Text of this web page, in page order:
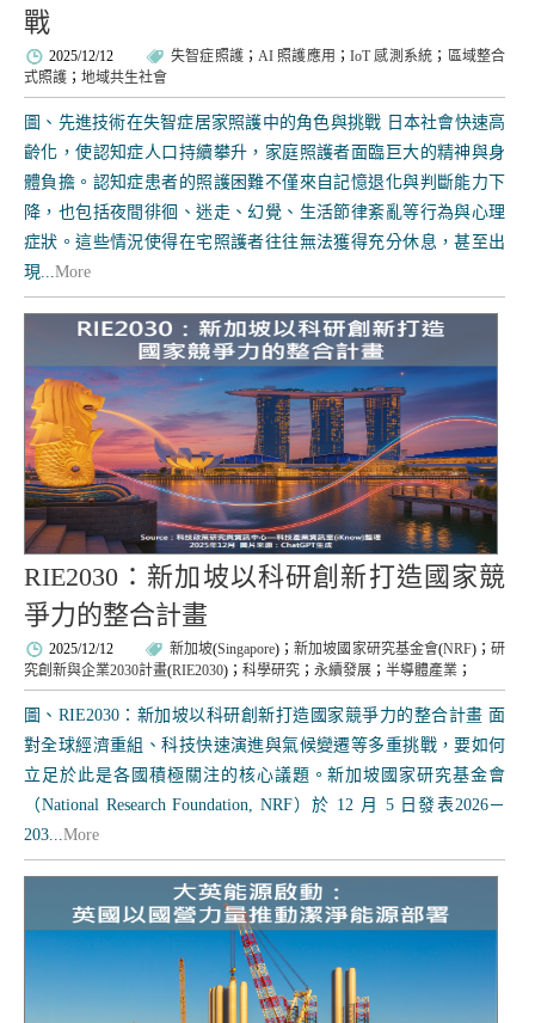
戰
2025/12/12 失智症照護 ； AI 照護應用 ；IoT 感測系統 ； 區域整合
式照護 ； 地域共生社會
圖、先進技術在失智症居家照護中的角色與挑戰 日本社會快速高
齡化，使認知症人口持續攀升，家庭照護者面臨巨大的精神與身
體負擔。認知症患者的照護困難不僅來自記憶退化與判斷能力下
降，也包括夜間徘徊、迷走、幻覺、生活節律紊亂等行為與心理
症狀。這些情況使得在宅照護者往往無法獲得充分休息，甚至出
現...More
RIE2030：新加坡以科研創新打造國家競
爭力的整合計畫
2025/12/12 新加坡(Singapore)；新加坡國家研究基金會(NRF)；研
究創新與企業2030計畫(RIE2030)； 科學研究 ； 永續發展 ； 半導體產業 ；
圖、RIE2030：新加坡以科研創新打造國家競爭力的整合計畫 面
對全球經濟重組、科技快速演進與氣候變遷等多重挑戰，要如何
立足於此是各國積極關注的核心議題。新加坡國家研究基金會
（National Research Foundation, NRF）於 12 月 5 日發表2026－
203...More